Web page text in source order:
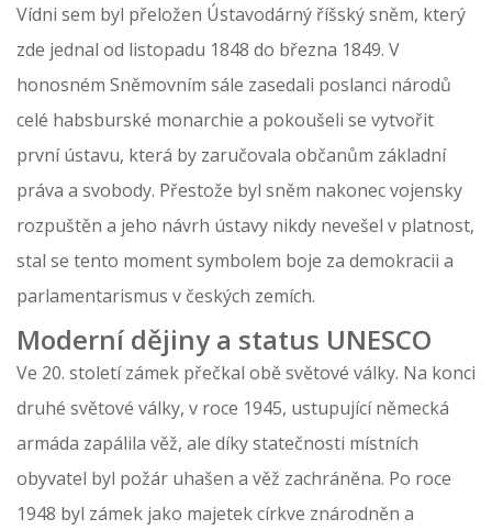
Vídni sem byl přeložen Ústavodárný říšský sněm, který
zde jednal od listopadu 1848 do března 1849. V
honosném Sněmovním sále zasedali poslanci národů
celé habsburské monarchie a pokoušeli se vytvořit
první ústavu, která by zaručovala občanům základní
práva a svobody. Přestože byl sněm nakonec vojensky
rozpuštěn a jeho návrh ústavy nikdy nevešel v platnost,
stal se tento moment symbolem boje za demokracii a
parlamentarismus v českých zemích.
Moderní dějiny a status UNESCO
Ve 20. století zámek přečkal obě světové války. Na konci
druhé světové války, v roce 1945, ustupující německá
armáda zapálila věž, ale díky statečnosti místních
obyvatel byl požár uhašen a věž zachráněna. Po roce
1948 byl zámek jako majetek církve znárodněn a